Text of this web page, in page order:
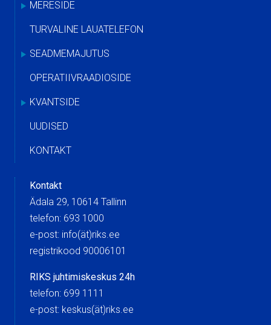
MERESIDE
TURVALINE LAUATELEFON
SEADMEMAJUTUS
OPERATIIVRAADIOSIDE
KVANTSIDE
UUDISED
KONTAKT
Kontakt
Ädala 29, 10614 Tallinn
telefon: 693 1000
e-post: info(ät)riks.ee
registrikood 90006101
RIKS juhtimiskeskus 24h
telefon: 699 1111
e-post: keskus(ät)riks.ee